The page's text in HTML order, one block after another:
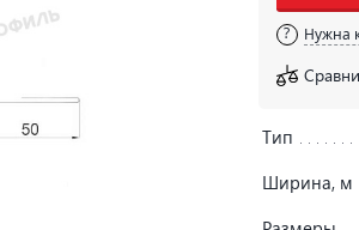
Нужна
Тип
Ширина, м